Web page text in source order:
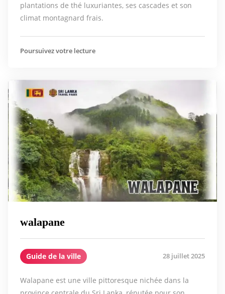
plantations de thé luxuriantes, ses cascades et son
climat montagnard frais.
Poursuivez votre lecture
walapane
Guide de la ville 28 juillet 2025
Walapane est une ville pittoresque nichée dans la